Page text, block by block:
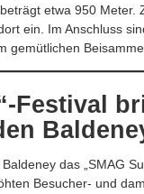
etwa 950 Meter.
ein. Im Anschluss
gemütlichen
Festival
das „SMAG
Besucher- und